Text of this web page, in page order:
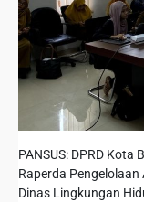
PANSUS: DPRD
Raperda Pengelolaan
Dinas Lingkungan